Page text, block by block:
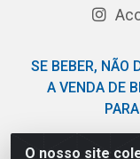
O nosso site
SE BEBER, NÃO
A VENDA DE